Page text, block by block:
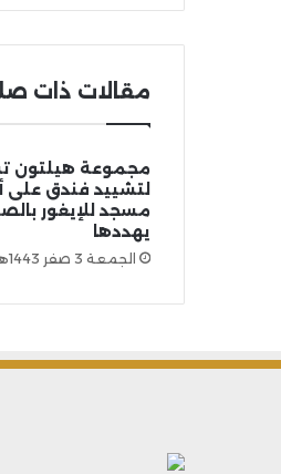
مقالات ذات
مجموعة هيلتون
لتشييد فندق على
مسجد للإيغور
يهددها
الجمعة 3 صفر 1443هـ 10-9-2021م